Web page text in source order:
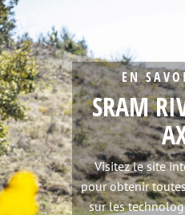
EN
SRAM
Visitez le site
pour obtenir
sur les